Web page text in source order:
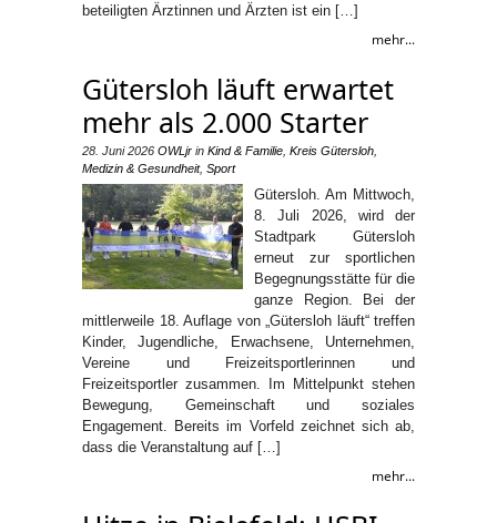
beteiligten Ärztinnen und Ärzten ist ein […]
mehr...
Gütersloh läuft erwartet
mehr als 2.000 Starter
28. Juni 2026 OWLjr in Kind & Familie Kreis Gütersloh
Medizin & Gesundheit, Sport
Gütersloh. Am Mittwoch,
8. Juli 2026, wird der
Stadtpark Gütersloh
erneut zur sportlichen
Begegnungsstätte für die
ganze Region. Bei der
mittlerweile 18. Auflage von „Gütersloh läuft“ treffen
Kinder, Jugendliche, Erwachsene, Unternehmen,
Vereine und Freizeitsportlerinnen und
Freizeitsportler zusammen. Im Mittelpunkt stehen
Bewegung, Gemeinschaft und soziales
Engagement. Bereits im Vorfeld zeichnet sich ab,
dass die Veranstaltung auf […]
mehr...